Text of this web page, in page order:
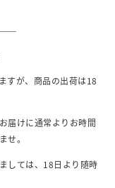
すが、商品の出荷は18
届けに通常よりお時間
せ。
しては、18日より随時